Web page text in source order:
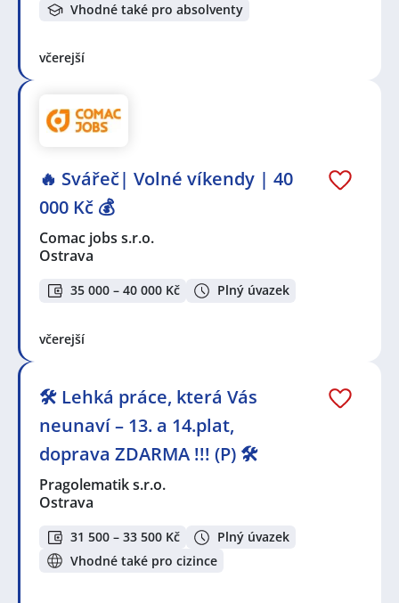
Vhodné také pro absolventy
včerejší
🔥 Svářeč| Volné víkendy | 40
000 Kč 💰
Comac jobs s.r.o.
Ostrava
35 000 – 40 000 Kč Plný úvazek
včerejší
🛠️ Lehká práce, která Vás
neunaví – 13. a 14.plat,
doprava ZDARMA !!! (P) 🛠️
Pragolematik s.r.o.
Ostrava
31 500 – 33 500 Kč
Plný úvazek
Vhodné také pro cizince